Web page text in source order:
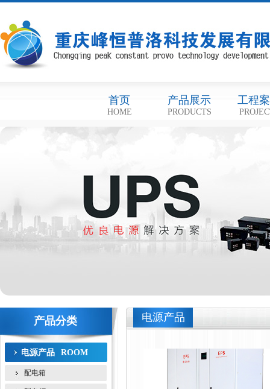
首页
HOME
产品展示
PRODUCTS
工程
产品分类
电源产品 ROOM
配电箱
电源产品